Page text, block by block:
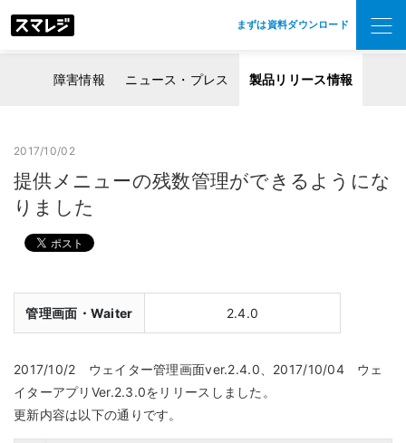
まずは資料ダウンロード
障害情報 ニュース・プレス 製品リリース情報
2017/10/02
提供メニューの残数管理ができるようにな
りました
管理画面・Waiter 2.4.0
2017/10/2 ウェイター管理画面ver.2.4.0、2017/10/04 ウェ
イターアプリVer.2.3.0をリリースしました。
更新内容は以下の通りです。